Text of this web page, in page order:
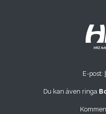
E-post:
Du kan även ringa